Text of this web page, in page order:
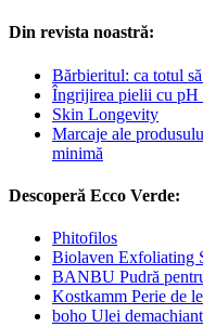
Din revista noastră:
Bărbieritul: ca totul
Îngrijirea pielii cu pH
Skin Longevity
Marcaje ale
minimă
Descoperă Ecco Verde:
Phitofilos
Biolaven Exfoliating
BANBU Pudră
Kostkamm Perie de
boho Ulei demachiant